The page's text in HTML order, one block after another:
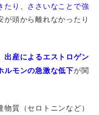
たり、ささいなことで強
が頭から離れなかったり
出産によるエストロゲン
ルモンの急激な低下が関
質（セロトニンなど）